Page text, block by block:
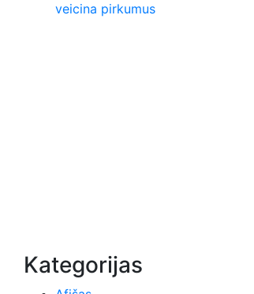
veicina pirkumus
Kategorijas